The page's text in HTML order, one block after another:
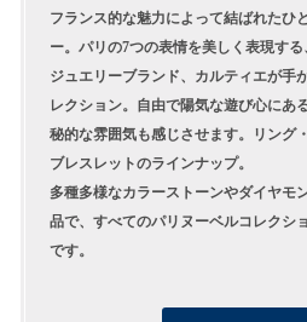
フランス的な魅力によって結ばれたひ
ー。パリの7つの表情を美しく表現す
ジュエリーブランド、カルティエが手
レクション。自由で陽気な遊び心にあ
秘的な雰囲気も感じさせます。リング
ブレスレットのラインナップ。
多種多様なカラーストーンやダイヤモ
品で、すべてのパリヌーベルコレクシ
です。